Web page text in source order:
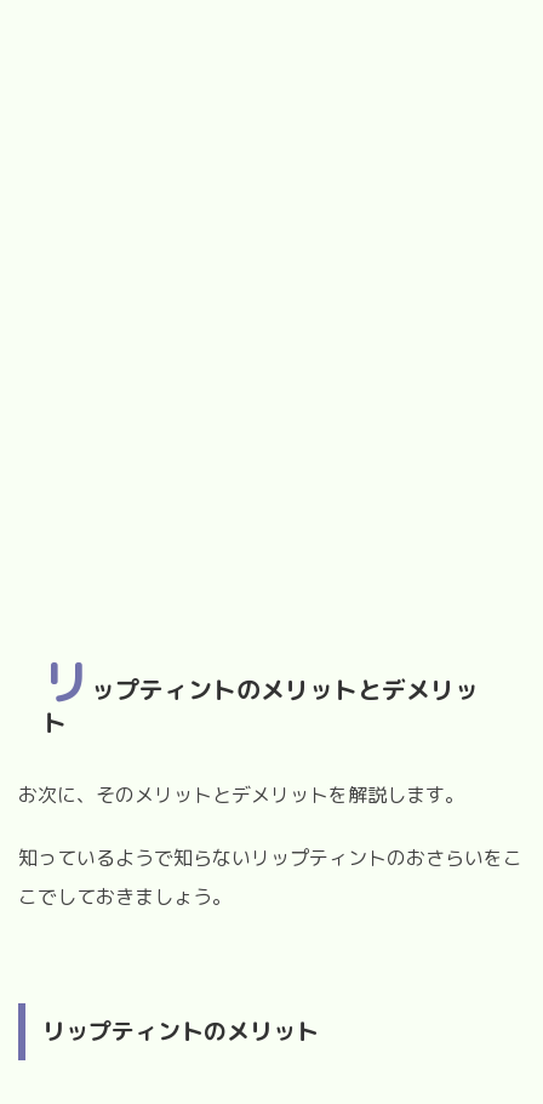
リ ップティントのメリットとデメリッ
ト
お次に、そのメリットとデメリットを解説します。
知っているようで知らないリップティントのおさらいをこ
こでしておきましょう。
リップティントのメリット